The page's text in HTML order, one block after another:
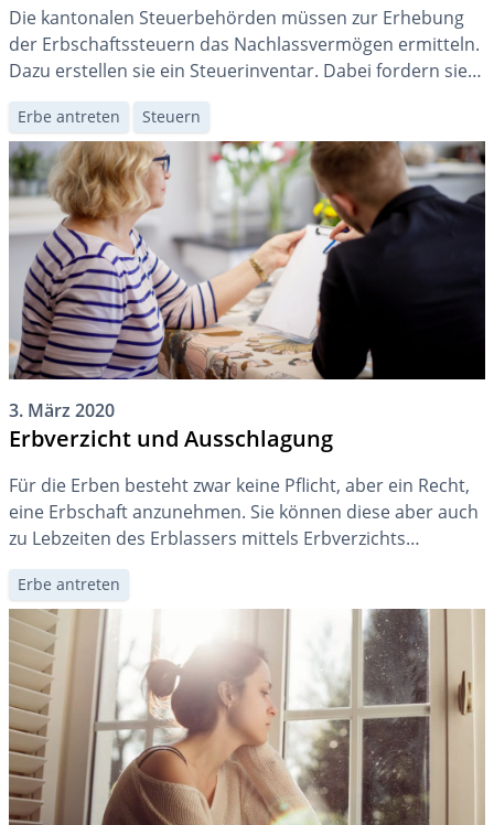
Die kantonalen Steuerbehörden müssen zur Erhebung
der Erbschaftssteuern das Nachlassvermögen ermitteln.
Dazu erstellen sie ein Steuerinventar. Dabei fordern sie
häufig die Erben zur Mitwirkung auf. Worauf müssen Sie
achten, um kostspielige Probleme zu vermeiden?
Erbe antreten Steuern
3. März 2020
Erbverzicht und Ausschlagung
Für die Erben besteht zwar keine Pflicht, aber ein Recht,
eine Erbschaft anzunehmen. Sie können diese aber auch
zu Lebzeiten des Erblassers mittels Erbverzichts
ablehnen. Bei einem überschuldeten Nachlass
empfehlen wir die Ausschlagung der Erbschaft.
Erbe antreten